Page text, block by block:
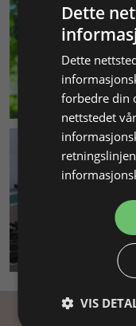
Dette
Dette
forbedre din
nettstedet
VIS